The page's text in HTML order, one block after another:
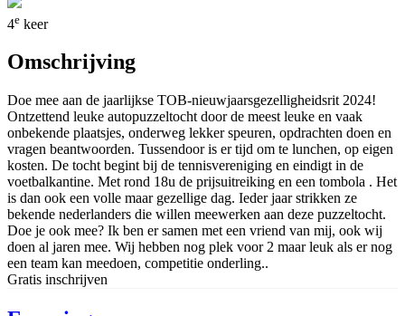
4e keer
Omschrijving
Doe mee aan de jaarlijkse TOB-nieuwjaarsgezelligheidsrit 2024!
Ontzettend leuke autopuzzeltocht door de meest leuke en vaak
onbekende plaatsjes, onderweg lekker speuren, opdrachten doen en
vragen beantwoorden. Tussendoor is er tijd om te lunchen, op eigen
kosten. De tocht begint bij de tennisvereniging en eindigt in de
voetbalkantine. Met rond 18u de prijsuitreiking en een tombola . Het
is dan ook een volle maar gezellige dag. Ieder jaar strikken ze
bekende nederlanders die willen meewerken aan deze puzzeltocht.
Doe je ook mee? Ik ben er samen met een vriend van mij, ook wij
doen al jaren mee. Wij hebben nog plek voor 2 maar leuk als er nog
een team kan meedoen, competitie onderling..
Gratis inschrijven